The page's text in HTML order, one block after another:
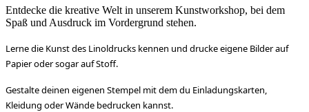
Entdecke die kreative Welt in unserem Kunstworkshop, bei dem
Spaß und Ausdruck im Vordergrund stehen.
Lerne die Kunst des Linoldrucks kennen und drucke eigene Bilder auf
Papier oder sogar auf Stoff.
Gestalte deinen eigenen Stempel mit dem du Einladungskarten,
Kleidung oder Wände bedrucken kannst.